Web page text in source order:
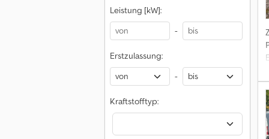
Leistung [kW]:
-
Erstzulassung:
-
Kraftstofftyp: